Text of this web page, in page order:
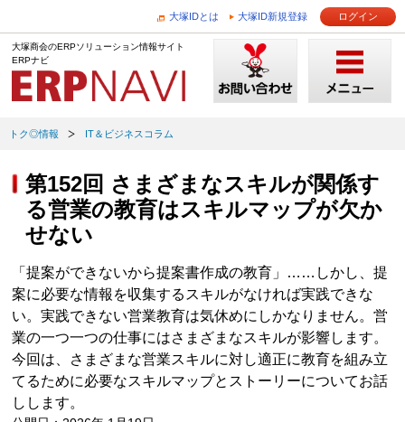
大塚IDとは 大塚ID新規登録 ログイン
大塚商会のERPソリューション情報サイト
ERPナビ
トク◎情報 IT＆ビジネスコラム
第152回 さまざまなスキルが関係す
る営業の教育はスキルマップが欠か
せない
「提案ができないから提案書作成の教育」……しかし、提
案に必要な情報を収集するスキルがなければ実践できな
い。実践できない営業教育は気休めにしかなりません。営
業の一つ一つの仕事にはさまざまなスキルが影響します。
今回は、さまざまな営業スキルに対し適正に教育を組み立
てるために必要なスキルマップとストーリーについてお話
しします。